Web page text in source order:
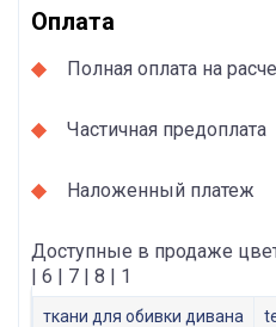
Оплата
Полная оплата на
Частичная предоплата
Наложенный платеж
Доступные в продаже
| 6 | 7 | 8 | 1
ткани для обивки дивана